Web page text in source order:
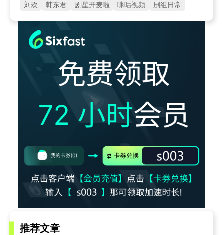
刘欢 韩东君 剧星开麦啦 咪咕视频 剧组日常
推荐文章